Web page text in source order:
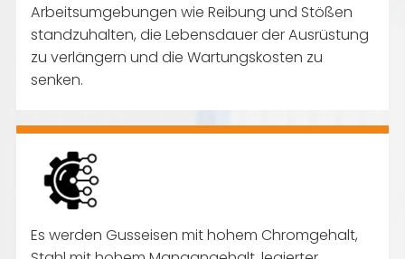
Arbeitsumgebungen wie Reibung und Stößen
standzuhalten, die Lebensdauer der Ausrüstung
zu verlängern und die Wartungskosten zu
senken.
Es werden Gusseisen mit hohem Chromgehalt,